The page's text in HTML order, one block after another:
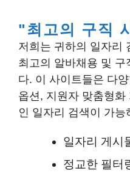
최고의 구직
저희는 귀하의 일자리
최고의 알바채용 및 구
다. 이 사이트들은 다
옵션, 지원자 맞춤형화
인 일자리 검색이 가
일자리 게시
정교한 필터